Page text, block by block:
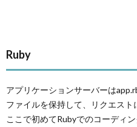
Ruby
アプリケーションサーバーは
ファイルを保持して、リクエスト
ここで初めてRubyでのコーディ